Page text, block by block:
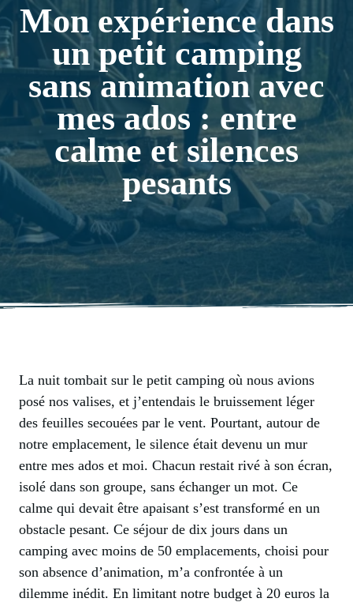
Mon expérience dans
un petit camping
sans animation avec
mes ados : entre
calme et silences
pesants
La nuit tombait sur le petit camping où nous avions
posé nos valises, et j’entendais le bruissement léger
des feuilles secouées par le vent. Pourtant, autour de
notre emplacement, le silence était devenu un mur
entre mes ados et moi. Chacun restait rivé à son écran,
isolé dans son groupe, sans échanger un mot. Ce
calme qui devait être apaisant s’est transformé en un
obstacle pesant. Ce séjour de dix jours dans un
camping avec moins de 50 emplacements, choisi pour
son absence d’animation, m’a confrontée à un
dilemme inédit. En limitant notre budget à 20 euros la